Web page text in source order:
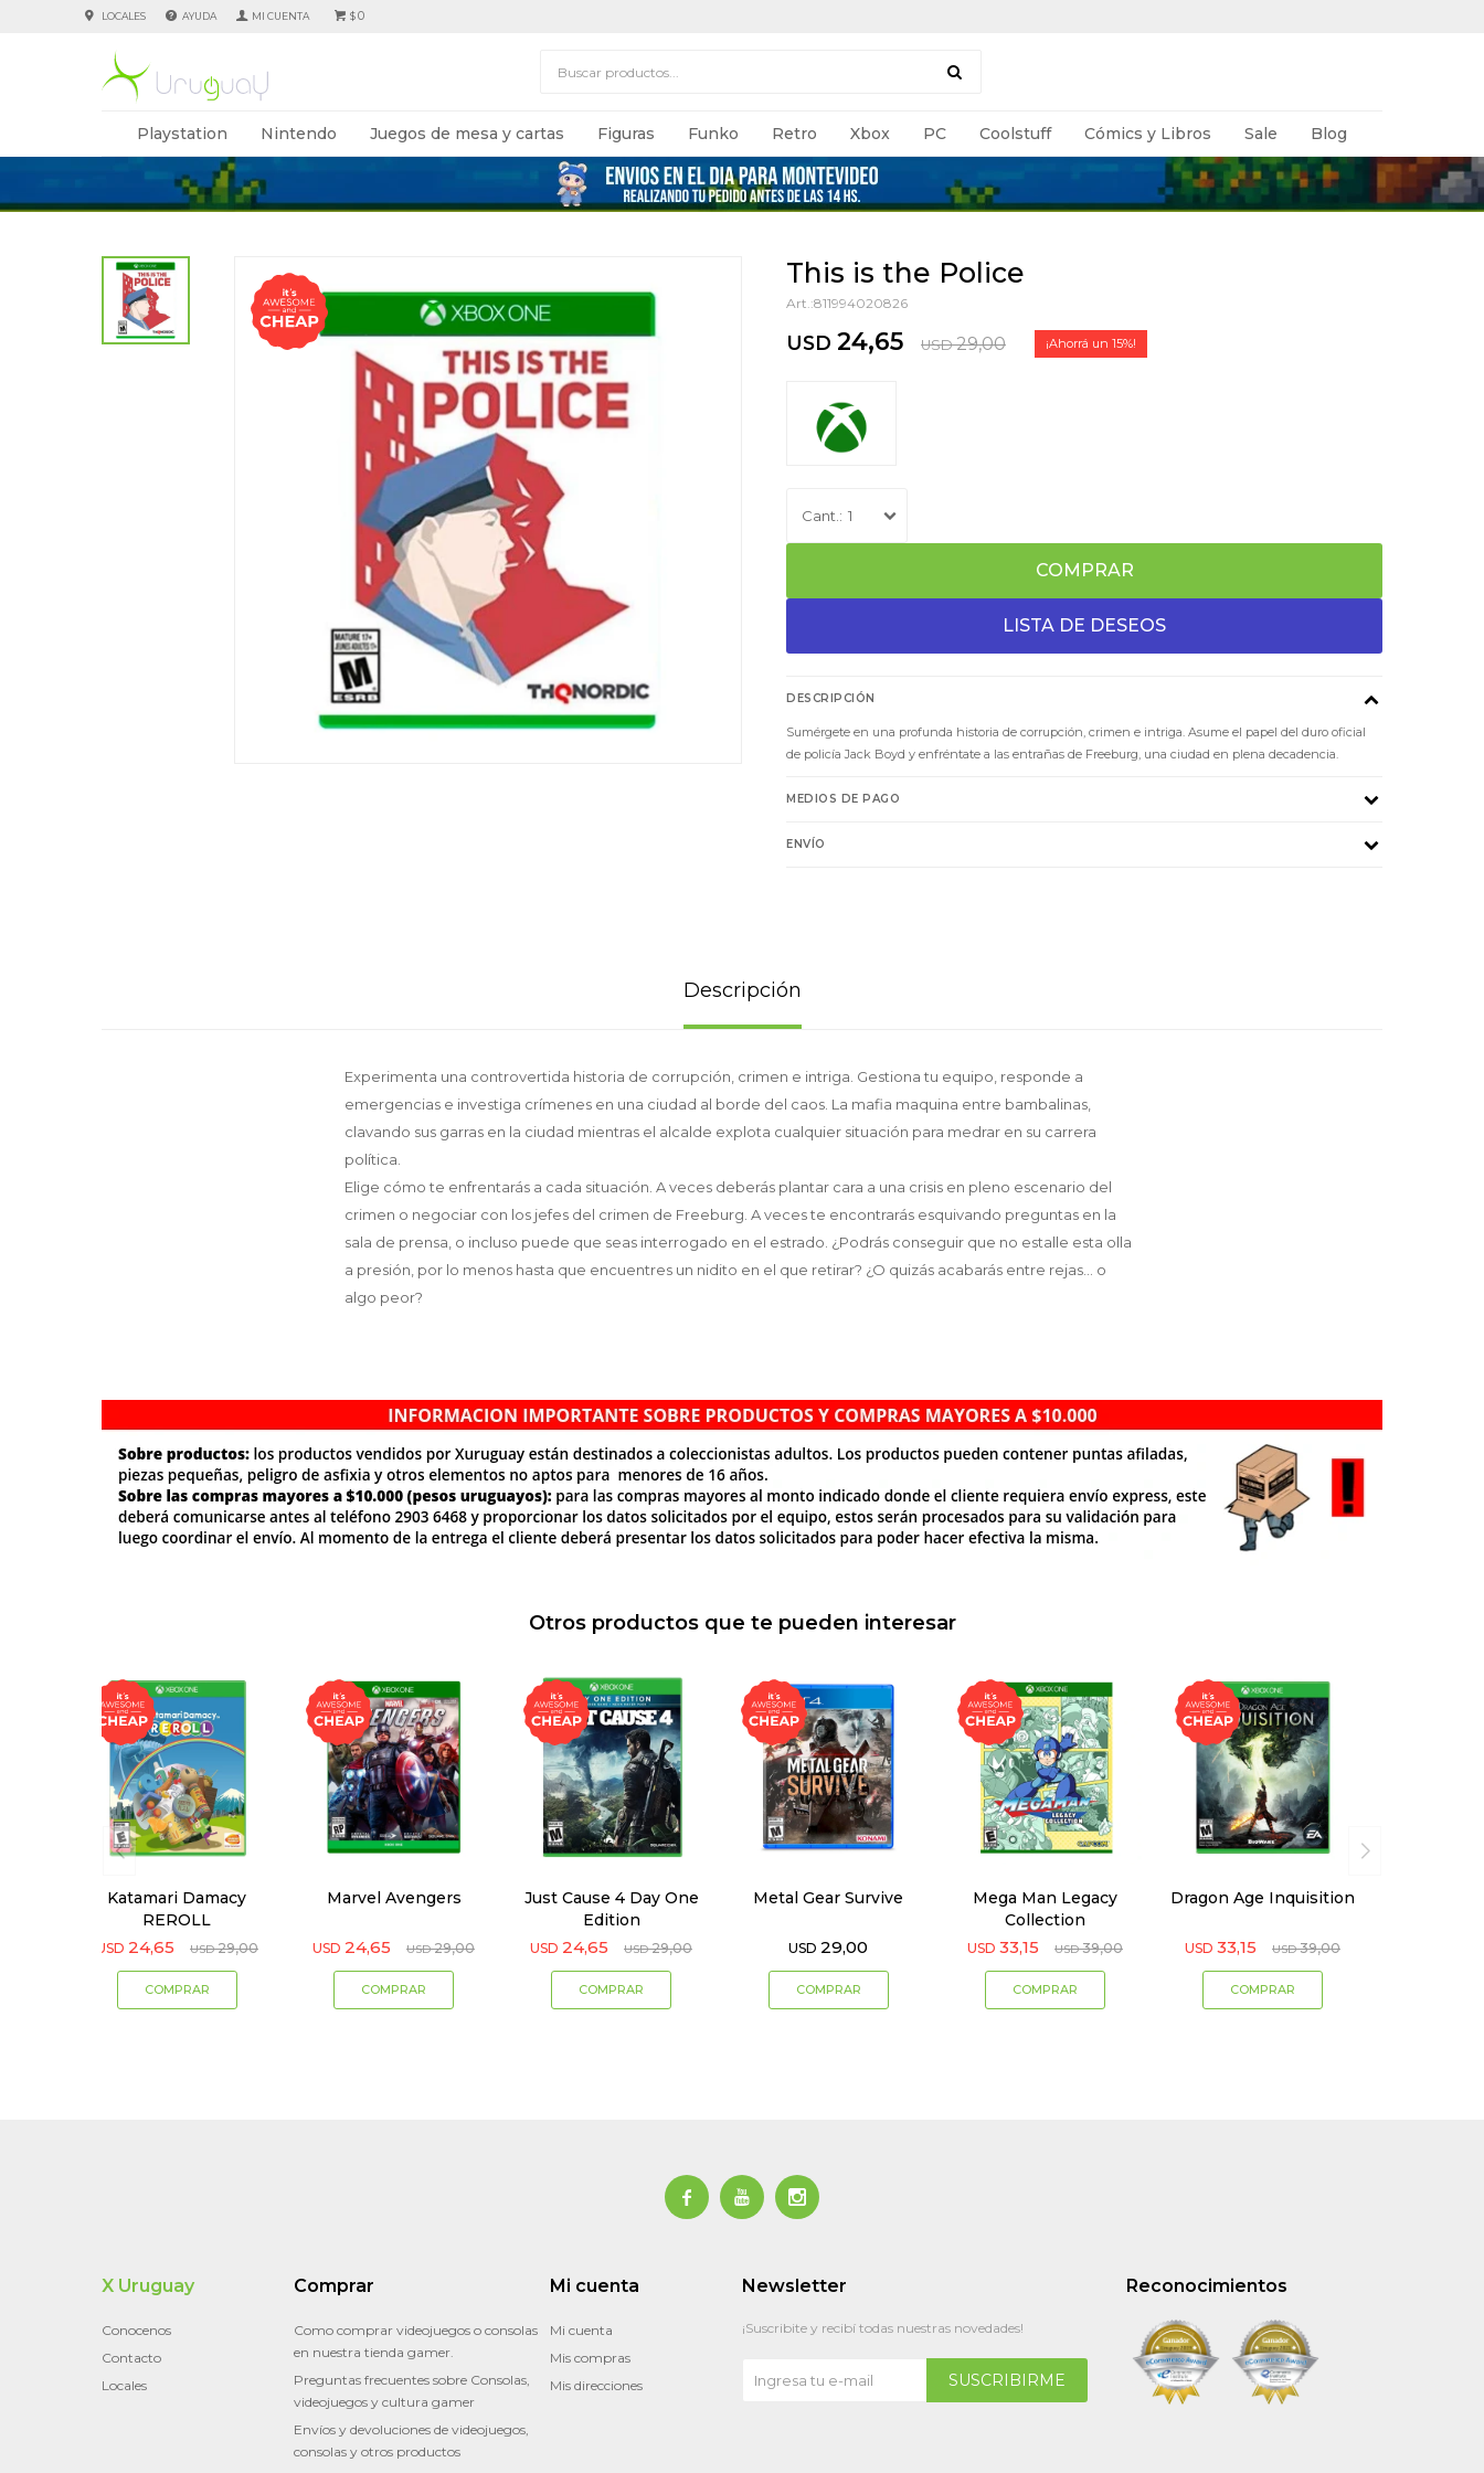
Playstation Nintendo Juegos de mesa y cartas Figuras Funko Retro Xbox PC Coolstuff Cómics y Libros Sale Blog
$0
LOCALES AYUDA
This is the Police
811994020826
USD 24,65 USD 29,00 15
1
COMPRAR
DESCRIPCIÓN
Sumérgete en una profunda historia de corrupción, crimen e intriga. Asume el papel del duro oficial
de policía Jack Boyd y enfréntate a las entrañas de Freeburg, una ciudad en plena decadencia.
MEDIOS DE PAGO
ENVÍO
Descripción
Experimenta una controvertida historia de corrupción, crimen e intriga. Gestiona tu equipo, responde a
emergencias e investiga crímenes en una ciudad al borde del caos. La mafia maquina entre bambalinas,
clavando sus garras en la ciudad mientras el alcalde explota cualquier situación para medrar en su carrera
política.
Elige cómo te enfrentarás a cada situación. A veces deberás plantar cara a una crisis en pleno escenario del
crimen o negociar con los jefes del crimen de Freeburg. A veces te encontrarás esquivando preguntas en la
sala de prensa, o incluso puede que seas interrogado en el estrado. ¿Podrás conseguir que no estalle esta olla
a presión, por lo menos hasta que encuentres un nidito en el que retirar? ¿O quizás acabarás entre rejas... o
algo peor?
Otros productos que te pueden interesar
Katamari Damacy
REROLL
USD 24,65 USD 29,00
Marvel Avengers
USD 24,65 USD 29,00
Just Cause 4 Day One
Edition
USD 24,65 USD 29,00
Metal Gear Survive
USD 29,00
Mega Man Legacy
Collection
USD 33,15 USD 39,00
Dragon Age Inquisition
USD 33,15 USD 39,00
  
Reconocimientos
X Uruguay
Conocenos
Contacto
Locales
Comprar
Como comprar videojuegos o consolas
en nuestra tienda gamer.
Preguntas frecuentes sobre Consolas,
videojuegos y cultura gamer
Envíos y devoluciones de videojuegos,
consolas y otros productos
Mi cuenta
Mi cuenta
Mis compras
Mis direcciones
Newsletter
¡Suscribite y recibí todas nuestras novedades!
SUSCRIBIRME